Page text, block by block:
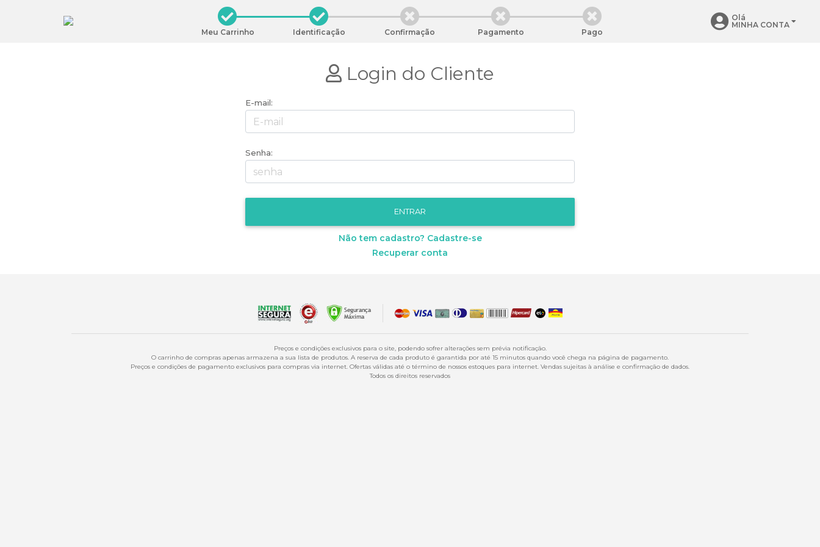
Meu Carrinho Identificação Confirmação Pagamento Pago
Olá
MINHA CONTA
Login do Cliente
E-mail:
Senha:
Não tem cadastro? Cadastre-se
Preços e condições exclusivos para o site, podendo sofrer alterações sem prévia notificação.
O carrinho de compras apenas armazena a sua lista de produtos. A reserva de cada produto é garantida por até 15 minutos quando você chega na página de pagamento.
Preços e condições de pagamento exclusivos para compras via internet. Ofertas válidas até o término de nossos estoques para internet. Vendas sujeitas à análise e confirmação de dados.
Todos os direitos reservados